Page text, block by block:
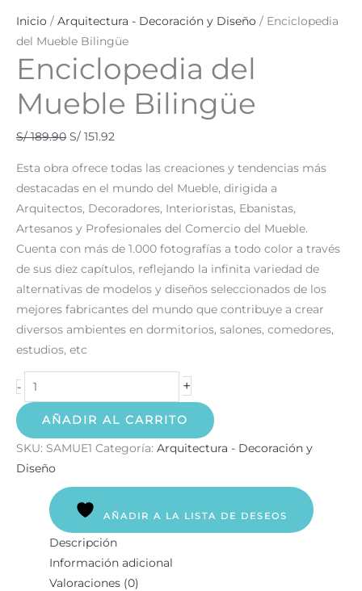
Inicio / Arquitectura - Decoración y Diseño / Enciclopedia
del Mueble Bilingüe
Enciclopedia del
Mueble Bilingüe
S/189.90 S/ 151.92
Esta obra ofrece todas las creaciones y tendencias más
destacadas en el mundo del Mueble, dirigida a
Arquitectos, Decoradores, Interioristas, Ebanistas,
Artesanos y Profesionales del Comercio del Mueble.
Cuenta con más de 1.000 fotografías a todo color a través
de sus diez capítulos, reflejando la infinita variedad de
alternativas de modelos y diseños seleccionados de los
mejores fabricantes del mundo que contribuye a crear
diversos ambientes en dormitorios, salones, comedores,
estudios, etc
- +
AÑADIR AL CARRITO
SKU: SAMUE1 Categoría: Arquitectura - Decoración y
Diseño
AÑADIR A LA LISTA DE DESEOS
Descripción
Información adicional
Valoraciones (0)